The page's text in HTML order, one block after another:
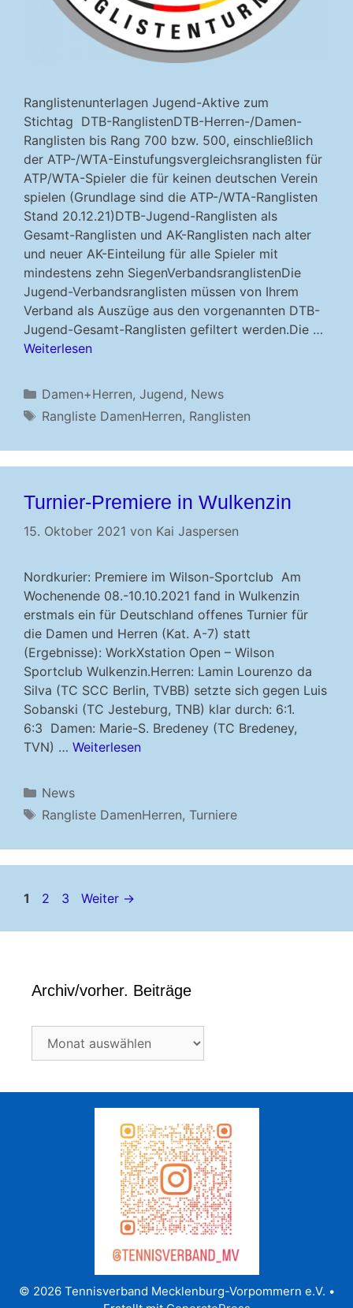
Ranglistenunterlagen Jugend-Aktive zum
Stichtag DTB-RanglistenDTB-Herren-/Damen-
Ranglisten bis Rang 700 bzw. 500, einschließlich
der ATP-/WTA-Einstufungsvergleichsranglisten für
ATP/WTA-Spieler die für keinen deutschen Verein
spielen (Grundlage sind die ATP-/WTA-Ranglisten
Stand 20.12.21)DTB-Jugend-Ranglisten als
Gesamt-Ranglisten und AK-Ranglisten nach alter
und neuer AK-Einteilung für alle Spieler mit
mindestens zehn SiegenVerbandsranglistenDie
Jugend-Verbandsranglisten müssen von Ihrem
Verband als Auszüge aus den vorgenannten DTB-
Jugend-Gesamt-Ranglisten gefiltert werden.Die …
Weiterlesen
Kategorien
Damen+Herren, Jugend, News
Schlagwörter
Rangliste DamenHerren, Ranglisten
Turnier-Premiere in Wulkenzin
15. Oktober 2021 von Kai Jaspersen
Nordkurier: Premiere im Wilson-Sportclub Am
Wochenende 08.-10.10.2021 fand in Wulkenzin
erstmals ein für Deutschland offenes Turnier für
die Damen und Herren (Kat. A-7) statt
(Ergebnisse): WorkXstation Open – Wilson
Sportclub Wulkenzin.Herren: Lamin Lourenzo da
Silva (TC SCC Berlin, TVBB) setzte sich gegen Luis
Sobanski (TC Jesteburg, TNB) klar durch: 6:1.
6:3 Damen: Marie-S. Bredeney (TC Bredeney,
TVN) … Weiterlesen
Kategorien
News
Schlagwörter
Rangliste DamenHerren, Turniere
Seite
1 Seite
2 Seite
3 Weiter →
Archiv/vorher. Beiträge
Beiträge
© 2026 Tennisverband Mecklenburg-Vorpommern e.V. •